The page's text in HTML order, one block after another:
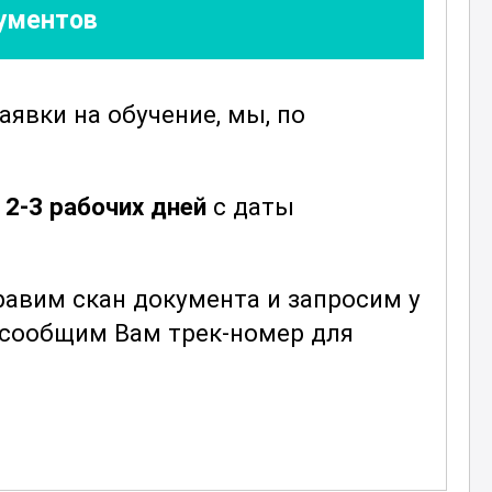
на обучение, мы, по
2-3 рабочих дней с даты
скан документа и запросим у
Вам трек-номер для